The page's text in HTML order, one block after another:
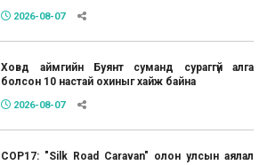
2026-08-07
Ховд аймгийн Буянт суманд сураггүй алга
болсон 10 настай охиныг хайж байна
2026-08-07
COP17: "Silk Road Caravan" олон улсын аялал